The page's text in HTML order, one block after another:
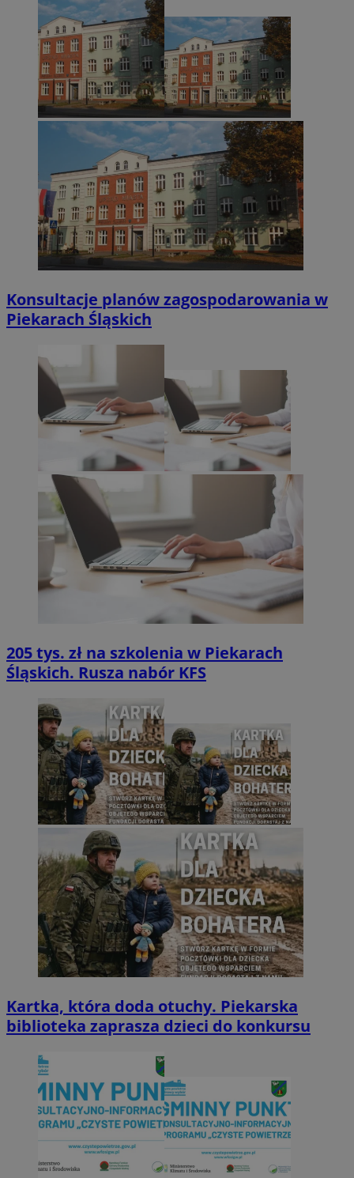
Konsultacje planów zagospodarowania w
Piekarach Śląskich
205 tys. zł na szkolenia w Piekarach
Śląskich. Rusza nabór KFS
Kartka, która doda otuchy. Piekarska
biblioteka zaprasza dzieci do konkursu